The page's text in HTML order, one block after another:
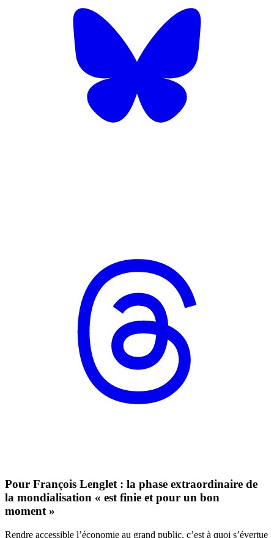
Pour François Lenglet : la phase extraordinaire de
la mondialisation « est finie et pour un bon
moment »
Rendre accessible l’économie au grand public, c’est à quoi s’évertue